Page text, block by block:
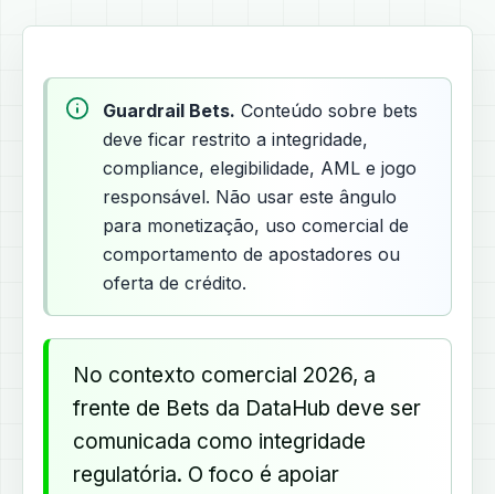
Guardrail Bets. Conteúdo sobre bets
deve ficar restrito a integridade,
compliance, elegibilidade, AML e jogo
responsável. Não usar este ângulo
para monetização, uso comercial de
comportamento de apostadores ou
oferta de crédito.
No contexto comercial 2026, a
frente de Bets da DataHub deve ser
comunicada como integridade
regulatória. O foco é apoiar